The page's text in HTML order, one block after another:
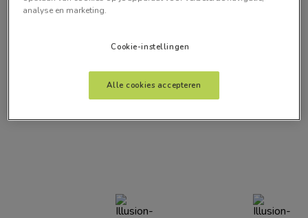
analyse en marketing.
Cookie-instellingen
Alle cookies accepteren